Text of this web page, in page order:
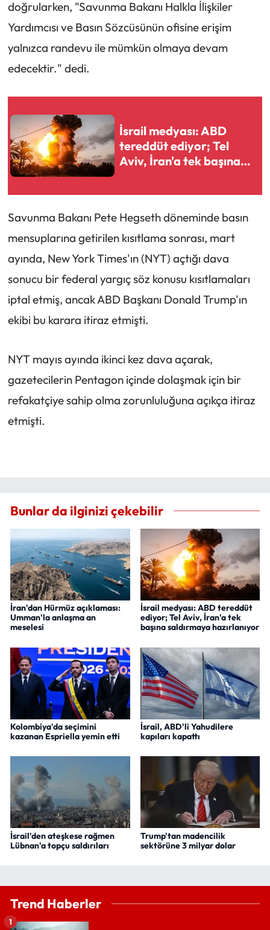
doğrularken, "Savunma Bakanı Halkla İlişkiler
Yardımcısı ve Basın Sözcüsünün ofisine erişim
yalnızca randevu ile mümkün olmaya devam
edecektir." dedi.
İsrail medyası: ABD
tereddüt ediyor; Tel
Aviv, İran'a tek başına
Savunma Bakanı Pete Hegseth döneminde basın
mensuplarına getirilen kısıtlama sonrası, mart
ayında, New York Times'ın (NYT) açtığı dava
sonucu bir federal yargıç söz konusu kısıtlamaları
iptal etmiş, ancak ABD Başkanı Donald Trump'ın
ekibi bu karara itiraz etmişti.
NYT mayıs ayında ikinci kez dava açarak,
gazetecilerin Pentagon içinde dolaşmak için bir
refakatçiye sahip olma zorunluluğuna açıkça itiraz
etmişti.
Bunlar da ilginizi çekebilir
İran'dan Hürmüz açıklaması:
Umman'la anlaşma an
meselesi
İsrail medyası: ABD tereddüt
ediyor; Tel Aviv, İran'a tek
başına saldırmaya hazırlanıyor
Kolombiya'da seçimini
kazanan Espriella yemin etti
İsrail, ABD'li Yahudilere
kapıları kapattı
İsrail'den ateşkese rağmen
Lübnan'a topçu saldırıları
Trump'tan madencilik
sektörüne 3 milyar dolar
Trend Haberler
1